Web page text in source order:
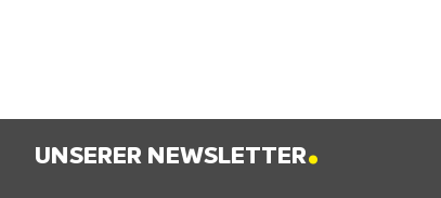
UNSERER NEWSLETTER.